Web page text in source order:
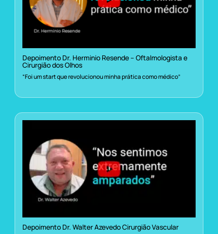
Depoimento Dr. Herminio Resende – Oftalmologista e
Cirurgião dos Olhos
“Foi um start que revolucionou minha prática como médico”
Depoimento Dr. Walter Azevedo Cirurgião Vascular